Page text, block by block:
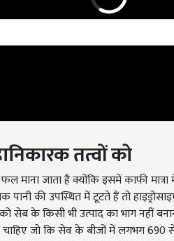
तत्वों को
माना जाता है क्योंकि इसमें काफी मात्रा
की उपस्थित में टूटते हैं तो
सेब के किसी भी उत्पाद का भाग नहीं
जो कि सेव के बीजों में लगभग 690 से
को खाने में उपयोग करें तो उस में पाए